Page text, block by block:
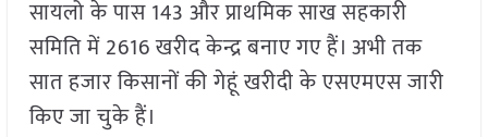
सायलो के पास 143 और प्राथमिक साख सहकारी
समिति में 2616 खरीद केन्द्र बनाए गए हैं। अभी तक
सात हजार किसानों की गेहूं खरीदी के एसएमएस जारी
किए जा चुके हैं।